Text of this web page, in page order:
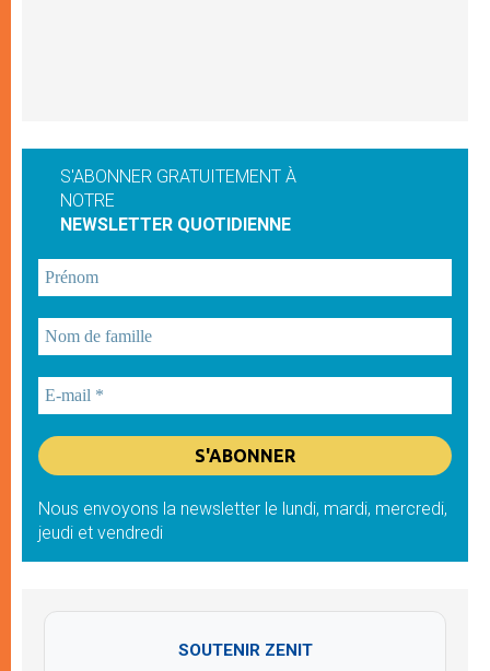
S'ABONNER GRATUITEMENT À
NOTRE
NEWSLETTER QUOTIDIENNE
Nous envoyons la newsletter le lundi, mardi, mercredi,
jeudi et vendredi
SOUTENIR ZENIT